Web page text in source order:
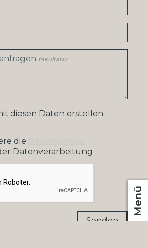
Menü
fakultativ
diesen Daten erstellen
die
Datenverarbeitung
Senden